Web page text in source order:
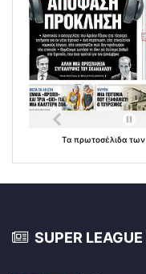
Τα πρωτοσέλιδα των
SUPER LEAGUE